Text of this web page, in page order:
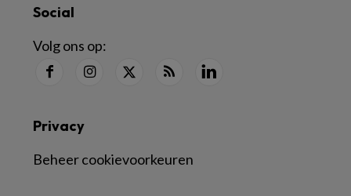
Social
Volg ons op:
Privacy
Beheer cookievoorkeuren